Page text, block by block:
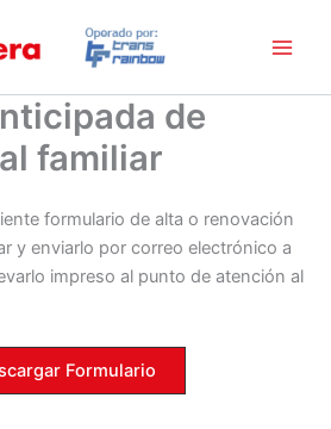
de
familiar
formulario de alta o renovación
y enviarlo por correo electrónico a
impreso al punto de atención al
Formulario